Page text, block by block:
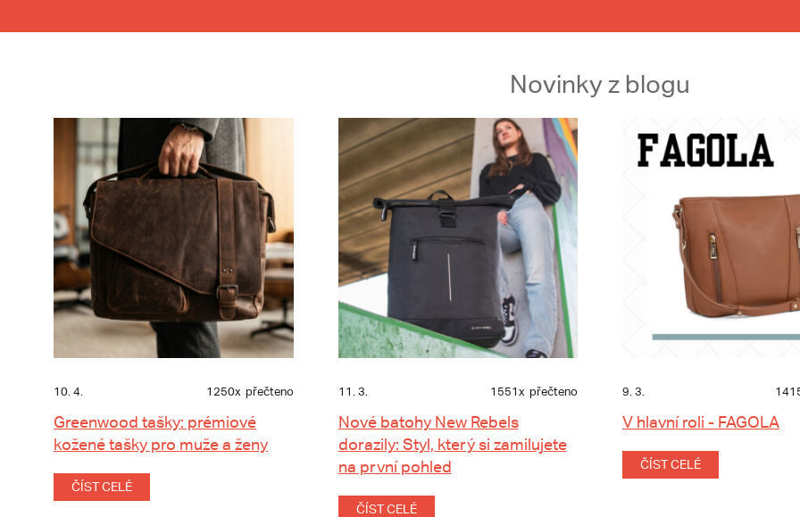
Novinky z blogu
10. 4. 1250x přečteno
Greenwood tašky: prémiové
kožené tašky pro muže a ženy
ČÍST CELÉ
11. 3. 1551x přečteno
Nové batohy New Rebels
dorazily: Styl, který si zamilujete
na první pohled
ČÍST CELÉ
9. 3.
V hlavní roli - FAGOLA
ČÍST CELÉ